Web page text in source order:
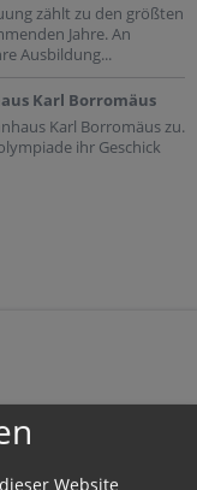
zählt zu den größten
Jahre. An
Ausbildung...
Karl Borromäus
Karl Borromäus zu.
ihr Geschick
Website